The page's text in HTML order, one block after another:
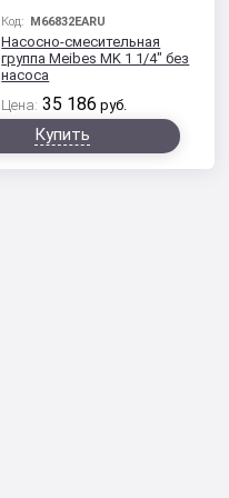
Код: M66832EARU
Насосно-смесительная
группа Meibes MK 1 1/4" без
насоса
Цена: 35 186 руб.
Купить